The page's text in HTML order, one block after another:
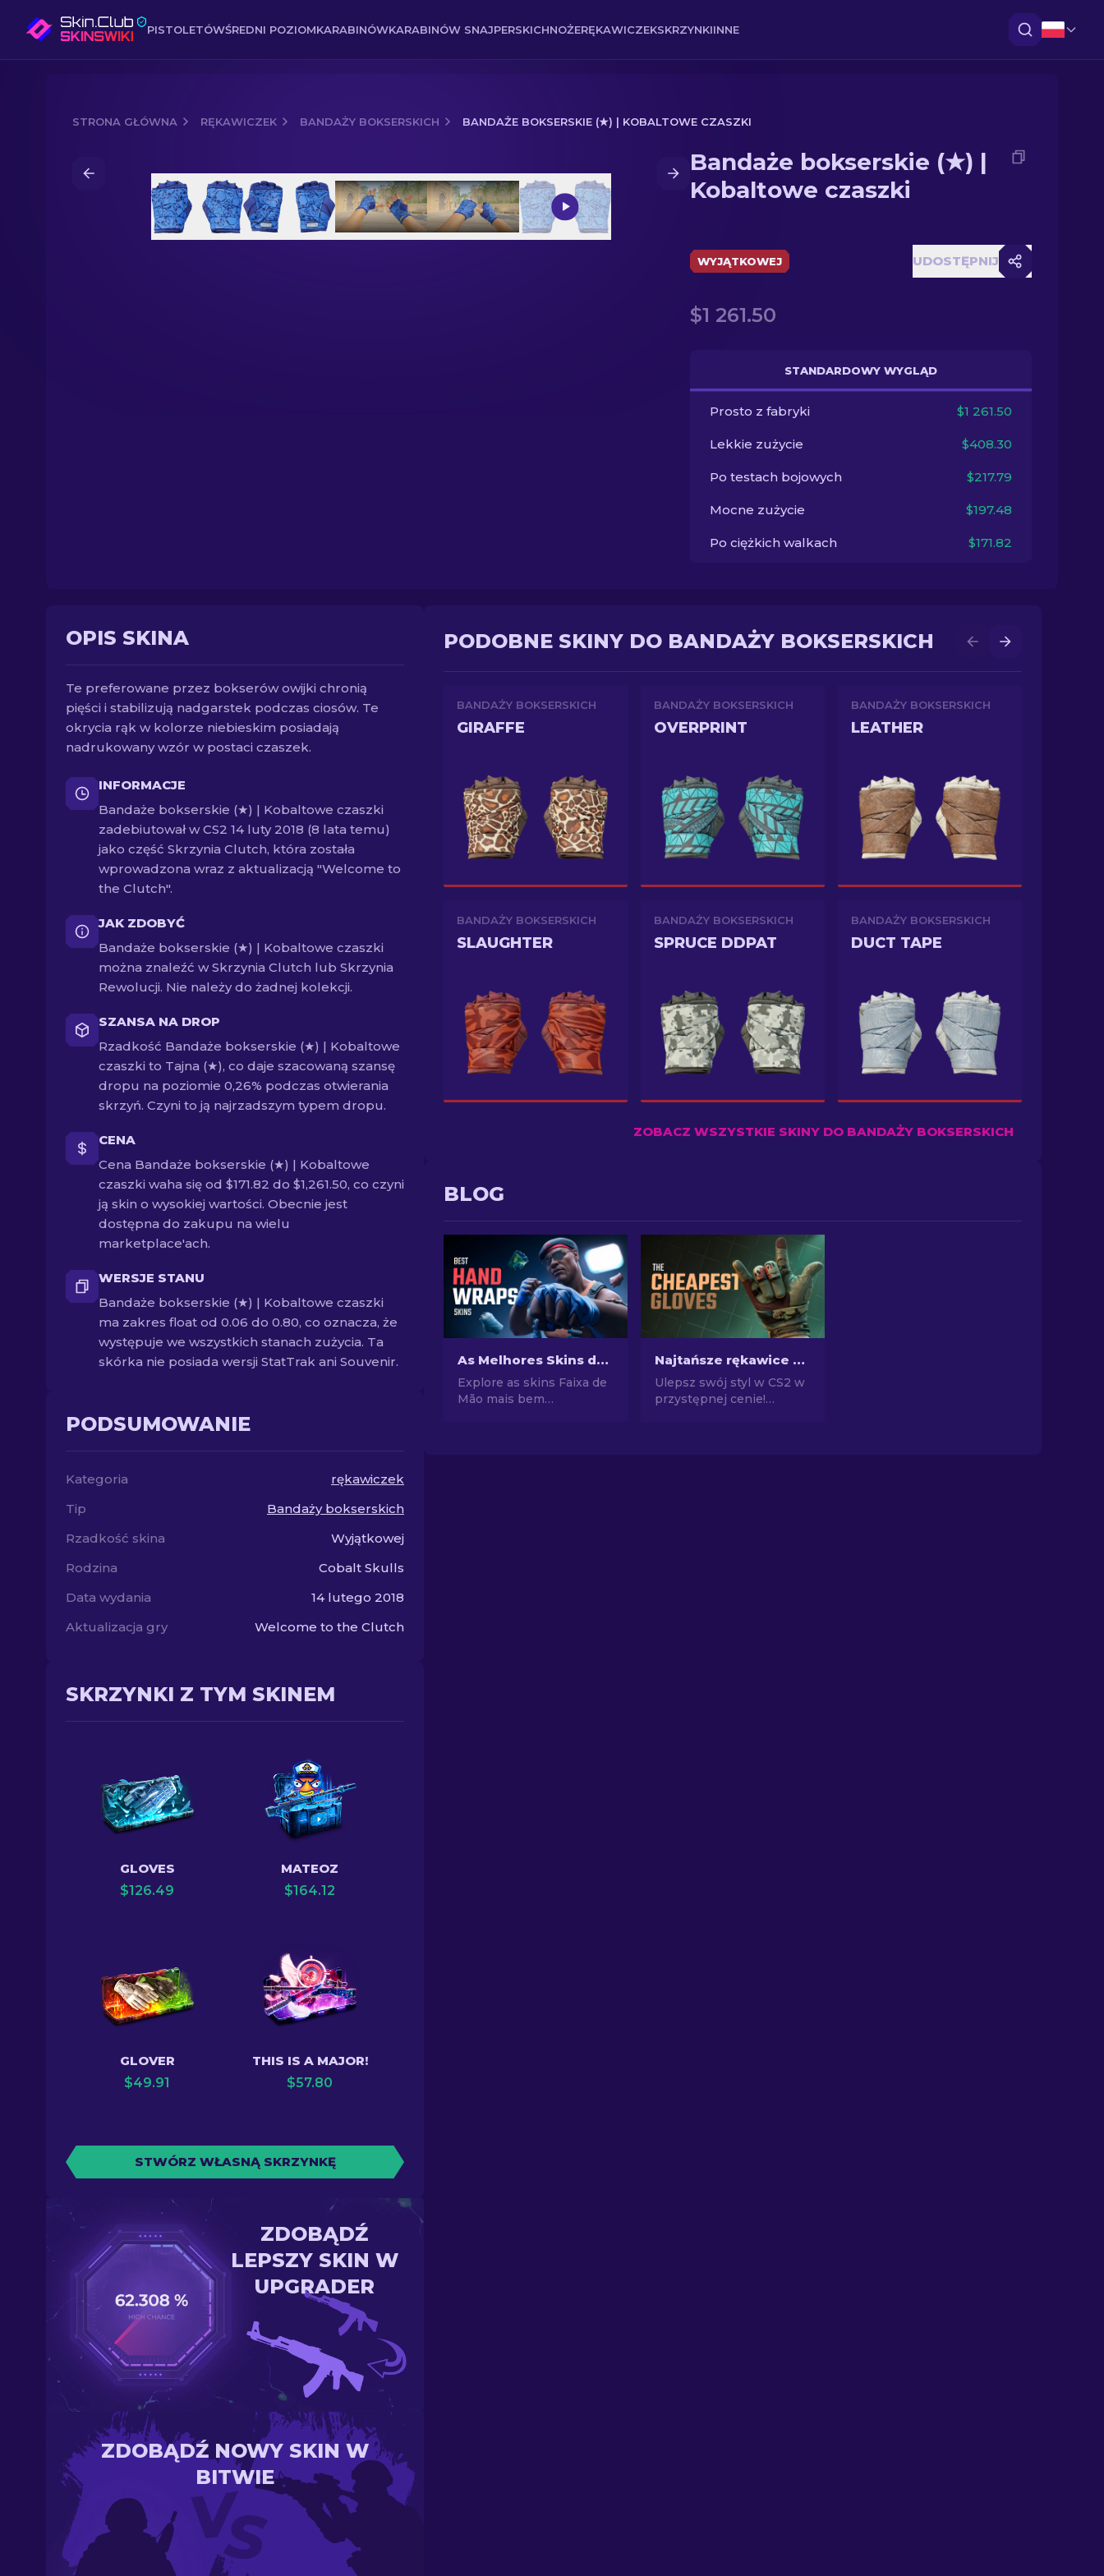
PISTOLETÓWŚREDNI POZIOMKARABINÓWKARABINÓW SNAJPERSKICHNOŻERĘKAWICZEKSKRZYNKIINNE
STRONA GŁÓWNA RĘKAWICZEK BANDAŻY BOKSERSKICH BANDAŻE BOKSERSKIE (★) | KOBALTOWE CZASZKI
Media of Bandaże bokserskie (★) | Kobaltowe czaszki
Bandaże bokserskie (★) |
Kobaltowe czaszki
WYJĄTKOWEJ UDOSTĘPNIJ
$1 261.50
STANDARDOWY WYGLĄD
Prosto z fabryki $1 261.50
Lekkie zużycie $408.30
Po testach bojowych $217.79
Mocne zużycie $197.48
Po ciężkich walkach $171.82
OPIS SKINA
Te preferowane przez bokserów owijki chronią
pięści i stabilizują nadgarstek podczas ciosów. Te
okrycia rąk w kolorze niebieskim posiadają
nadrukowany wzór w postaci czaszek.
INFORMACJE
Bandaże bokserskie (★) | Kobaltowe czaszki
zadebiutował w CS2 14 luty 2018 (8 lata temu)
jako część Skrzynia Clutch, która została
wprowadzona wraz z aktualizacją "Welcome to
the Clutch".
JAK ZDOBYĆ
Bandaże bokserskie (★) | Kobaltowe czaszki
można znaleźć w Skrzynia Clutch lub Skrzynia
Rewolucji. Nie należy do żadnej kolekcji.
SZANSA NA DROP
Rzadkość Bandaże bokserskie (★) | Kobaltowe
czaszki to Tajna (★), co daje szacowaną szansę
dropu na poziomie 0,26% podczas otwierania
skrzyń. Czyni to ją najrzadszym typem dropu.
CENA
Cena Bandaże bokserskie (★) | Kobaltowe
czaszki waha się od $171.82 do $1,261.50, co czyni
ją skin o wysokiej wartości. Obecnie jest
dostępna do zakupu na wielu
marketplace'ach.
WERSJE STANU
Bandaże bokserskie (★) | Kobaltowe czaszki
ma zakres float od 0.06 do 0.80, co oznacza, że
występuje we wszystkich stanach zużycia. Ta
skórka nie posiada wersji StatTrak ani Souvenir.
PODSUMOWANIE
Kategoria
rękawiczek
Tip
Bandaży bokserskich
Rzadkość skina
Wyjątkowej
Rodzina
Cobalt Skulls
Data wydania
14 lutego 2018
Aktualizacja gry
Welcome to the Clutch
SKRZYNKI Z TYM SKINEM
GLOVES
$126.49
MATEOZ
$164.12
GLOVER
$49.91
THIS IS A MAJOR!
$57.80
STWÓRZ WŁASNĄ SKRZYNKĘ
ZDOBĄDŹ
LEPSZY SKIN W
UPGRADER
ZDOBĄDŹ NOWY SKIN W
BITWIE
PODOBNE SKINY DO BANDAŻY BOKSERSKICH
BANDAŻY BOKSERSKICH
GIRAFFE
BANDAŻY BOKSERSKICH
OVERPRINT
BANDAŻY BOKSERSKICH
LEATHER
BANDAŻY BOKSERSKICH
SLAUGHTER
BANDAŻY BOKSERSKICH
SPRUCE DDPAT
BANDAŻY BOKSERSKICH
DUCT TAPE
ZOBACZ WSZYSTKIE SKINY DO BANDAŻY BOKSERSKICH
BLOG
As Melhores Skins de Faixas de Mão no CS2: Lista de Classificação
Explore as skins Faixa de
Mão mais bem
Najtańsze rękawice w CS2: Pełna lista [2026]
Ulepsz swój styl w CS2 w
przystępnej cenie!